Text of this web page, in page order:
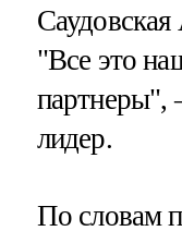
"Все это
партнеры",
лидер.
По словам